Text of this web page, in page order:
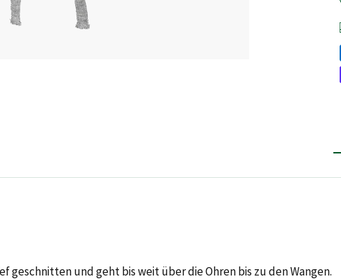
geschnitten und geht bis weit über die Ohren bis zu den Wangen.